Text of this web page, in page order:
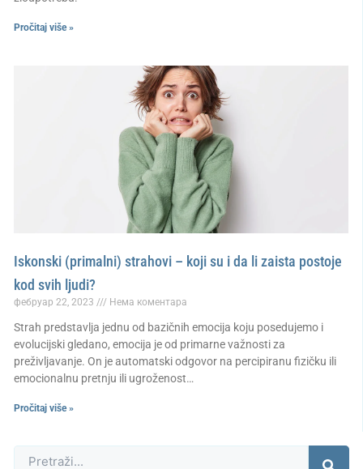
Pročitaj više »
Iskonski (primalni) strahovi – koji su i da li zaista postoje
kod svih ljudi?
фебруар 22, 2023 Нема коментара
Strah predstavlja jednu od bazičnih emocija koju posedujemo i
evolucijski gledano, emocija je od primarne važnosti za
preživljavanje. On je automatski odgovor na percipiranu fizičku ili
emocionalnu pretnju ili ugroženost…
Pročitaj više »